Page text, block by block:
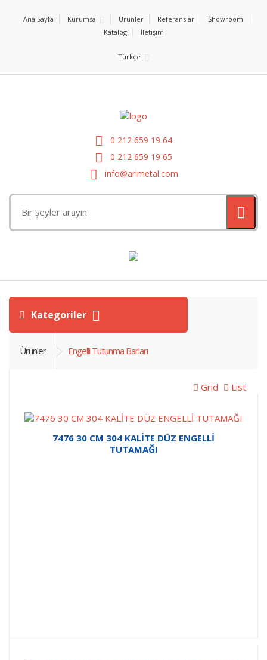
Ana Sayfa Kurumsal Ürünler Referanslar
Showroom
Katalog
İletişim
Türkçe
0 212 659 19 64
0 212 659 19 65
info@arimetal.com
Kategoriler
Ürünler Engelli Tutunma Barları
Grid List
7476 30 CM 304 KALİTE DÜZ ENGELLİ
TUTAMAĞI